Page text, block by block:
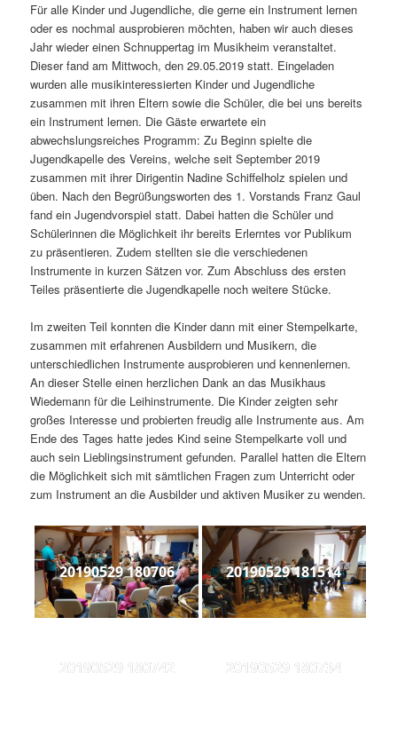
Für alle Kinder und Jugendliche, die gerne ein Instrument lernen
oder es nochmal ausprobieren möchten, haben wir auch dieses
Jahr wieder einen Schnuppertag im Musikheim veranstaltet.
Dieser fand am Mittwoch, den 29.05.2019 statt. Eingeladen
wurden alle musikinteressierten Kinder und Jugendliche
zusammen mit ihren Eltern sowie die Schüler, die bei uns bereits
ein Instrument lernen. Die Gäste erwartete ein
abwechslungsreiches Programm: Zu Beginn spielte die
Jugendkapelle des Vereins, welche seit September 2019
zusammen mit ihrer Dirigentin Nadine Schiffelholz spielen und
üben. Nach den Begrüßungsworten des 1. Vorstands Franz Gaul
fand ein Jugendvorspiel statt. Dabei hatten die Schüler und
Schülerinnen die Möglichkeit ihr bereits Erlerntes vor Publikum
zu präsentieren. Zudem stellten sie die verschiedenen
Instrumente in kurzen Sätzen vor. Zum Abschluss des ersten
Teiles präsentierte die Jugendkapelle noch weitere Stücke.
Im zweiten Teil konnten die Kinder dann mit einer Stempelkarte,
zusammen mit erfahrenen Ausbildern und Musikern, die
unterschiedlichen Instrumente ausprobieren und kennenlernen.
An dieser Stelle einen herzlichen Dank an das Musikhaus
Wiedemann für die Leihinstrumente. Die Kinder zeigten sehr
großes Interesse und probierten freudig alle Instrumente aus. Am
Ende des Tages hatte jedes Kind seine Stempelkarte voll und
auch sein Lieblingsinstrument gefunden. Parallel hatten die Eltern
die Möglichkeit sich mit sämtlichen Fragen zum Unterricht oder
zum Instrument an die Ausbilder und aktiven Musiker zu wenden.
20190529 180706 20190529 181514
20190529 180742 20190529 180734